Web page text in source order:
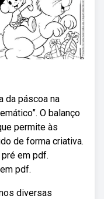
da páscoa na
O balanço
permite às
de forma criativa.
em pdf.
pdf.
diversas